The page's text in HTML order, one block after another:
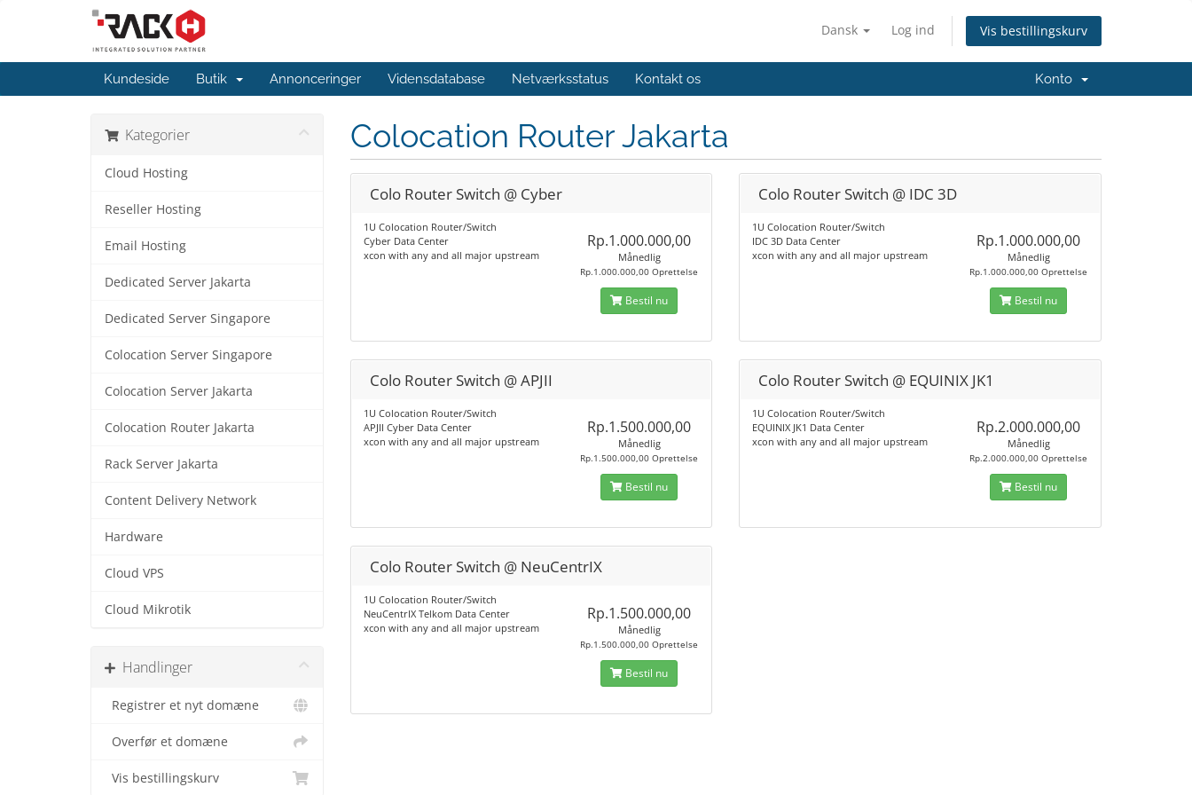
Dansk Log ind Vis bestillingskurv
Kundeside Butik Annonceringer Vidensdatabase Netværksstatus Kontakt os Konto
Kategorier
Cloud Hosting
Reseller Hosting
Email Hosting
Dedicated Server Jakarta
Dedicated Server Singapore
Colocation Server Singapore
Colocation Server Jakarta
Colocation Router Jakarta
Rack Server Jakarta
Content Delivery Network
Hardware
Cloud VPS
Cloud Mikrotik
Handlinger
Registrer et nyt domæne
Overfør et domæne
Vis bestillingskurv
Colocation Router Jakarta
Colo Router Switch @ Cyber
1U Colocation Router/Switch
Cyber Data Center
xcon with any and all major upstream
Rp.1.000.000,00
Månedlig
Rp.1.000.000,00 Oprettelse
Bestil nu
Colo Router Switch @ IDC 3D
1U Colocation Router/Switch
IDC 3D Data Center
xcon with any and all major upstream
Rp.1.000.000,00
Månedlig
Rp.1.000.000,00 Oprettelse
Bestil nu
Colo Router Switch @ APJII
1U Colocation Router/Switch
APJII Cyber Data Center
xcon with any and all major upstream
Rp.1.500.000,00
Månedlig
Rp.1.500.000,00 Oprettelse
Bestil nu
Colo Router Switch @ EQUINIX JK1
1U Colocation Router/Switch
EQUINIX JK1 Data Center
xcon with any and all major upstream
Rp.2.000.000,00
Månedlig
Rp.2.000.000,00 Oprettelse
Bestil nu
Colo Router Switch @ NeuCentrIX
1U Colocation Router/Switch
NeuCentrIX Telkom Data Center
xcon with any and all major upstream
Rp.1.500.000,00
Månedlig
Rp.1.500.000,00 Oprettelse
Bestil nu